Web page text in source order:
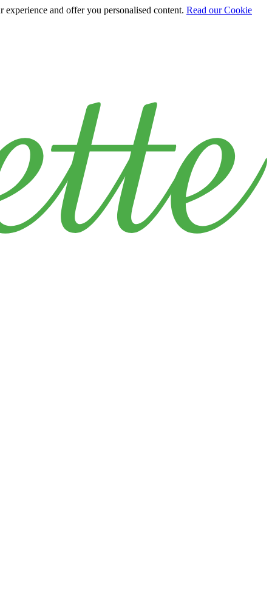
and offer you personalised content. Read our Cookie